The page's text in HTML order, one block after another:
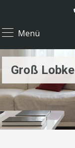
Menü
Groß Lobke